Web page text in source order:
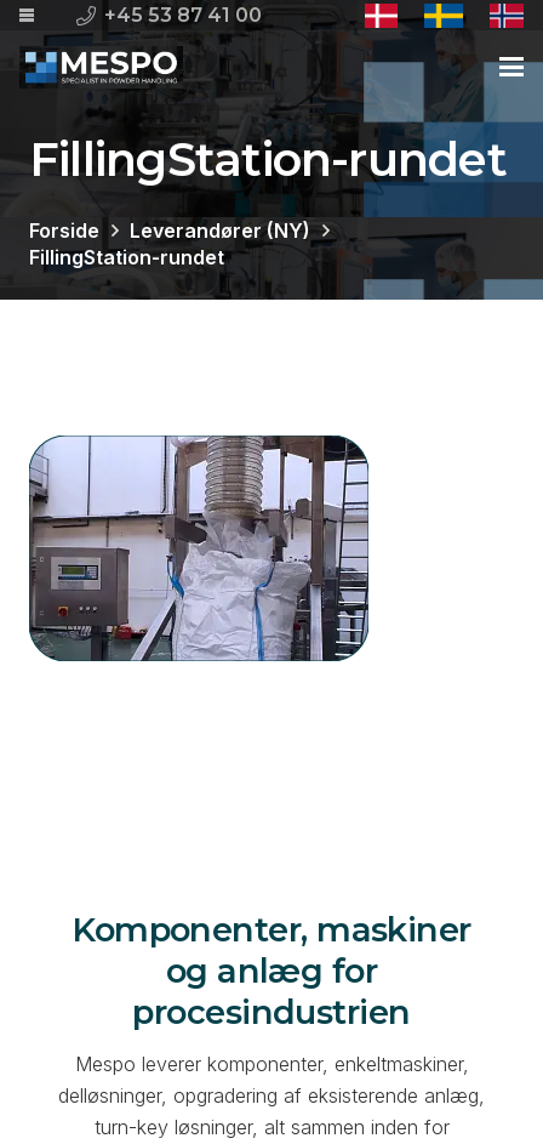
+45 53 87 41 00
FillingStation-rundet
Forside
Leverandører (NY)
FillingStation-rundet
Komponenter, maskiner
og anlæg for
procesindustrien
Mespo leverer komponenter, enkeltmaskiner,
delløsninger, opgradering af eksisterende anlæg,
turn-key løsninger, alt sammen inden for